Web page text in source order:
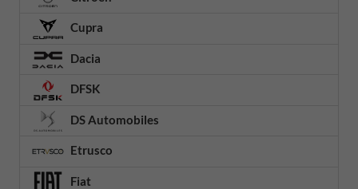
Cupra
Dacia
DFSK
DS Automobiles
Etrusco
Fiat